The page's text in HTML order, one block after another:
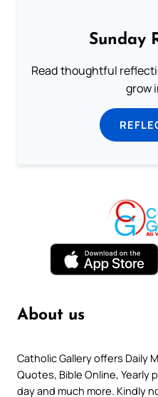
Sunday
Read thoughtful
grow
About us
Catholic Gallery offers Daily
Quotes, Bible Online, Yearly
day and much more. Kindly